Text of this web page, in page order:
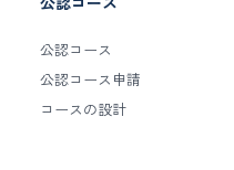
公認コース
公認コース
公認コース申請
コースの設計